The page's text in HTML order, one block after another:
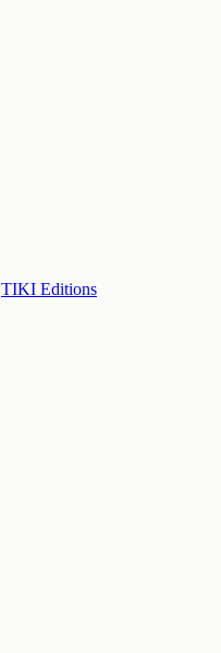
TIKI Editions